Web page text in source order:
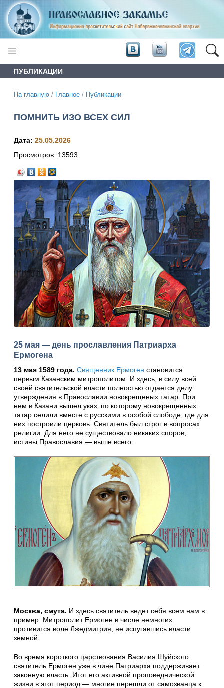
ПУБЛИКАЦИИ
На главную / Главное / Публикации
ПОМНИТЬ ИЗО ВСЕХ СИЛ
Дата: 25.05.2026
Просмотров: 13593
25 мая — день прославления Патриарха
Ермогена
13 мая 1589 года. Священник Ермоген становится
первым Казанским митрополитом. И здесь, в силу всей
своей святительской власти полностью отдается делу
утверждения в Православии новокрещеных татар. При
нем в Казани вышел указ, по которому новокрещенных
татар селили вместе с русскими в особой слободе, где для
них построили церковь. Святитель был строг в вопросах
религии. Для него не существовало никаких споров,
истины Православия — выше всего.
Москва, смута. И здесь святитель ведет себя всем нам в
пример. Митрополит Ермоген в числе немногих
противится воле Лжедмитрия, не испугавшись власти
земной.
Во время короткого царствования Василия Шуйского
святитель Ермоген уже в чине Патриарха поддерживает
законную власть. Итог его активной проповеднической
жизни в этот период — многие перешли от самозванца к